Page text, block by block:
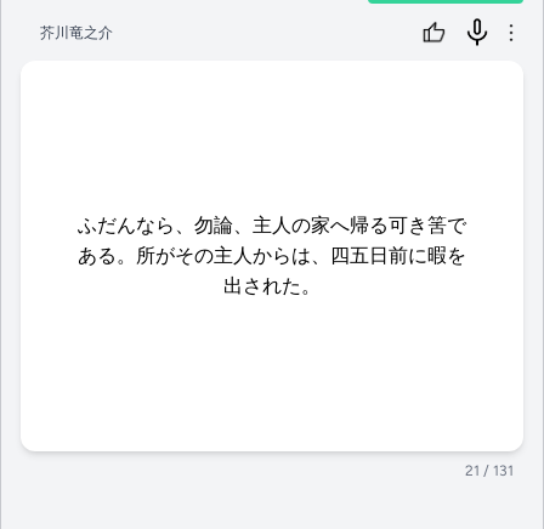
芥川竜之介
ふだんなら、勿論、主人の家へ帰る可き筈で
ある。所がその主人からは、四五日前に暇を
出された。
21 / 131